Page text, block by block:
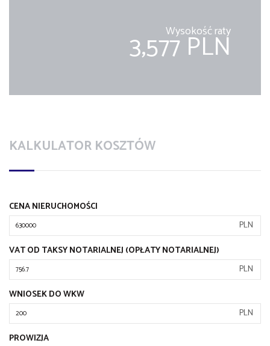
Wysokość raty
3,577 PLN
KALKULATOR KOSZTÓW
CENA NIERUCHOMOŚCI
PLN
VAT OD TAKSY NOTARIALNEJ (OPŁATY NOTARIALNEJ)
PLN
WNIOSEK DO WKW
PLN
PROWIZJA